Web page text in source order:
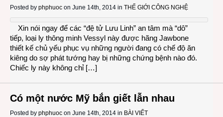
Posted by phphuoc on June 14th, 2014 in THẾ GIỚI CÔNG NGHỆ
Xin nói ngay để các “đệ tử Lưu Linh” an tâm mà “dô”
tiếp, loại ly thông minh Vessyl này được hãng Jawbone
thiết kế chủ yếu phục vụ những người đang có chế độ ăn
kiêng do sợ phát tướng hay bị những chứng bệnh nào đó.
Chiếc ly này không chỉ […]
Có một nước Mỹ bắn giết lẫn nhau
Posted by phphuoc on June 14th, 2014 in BÀI VIẾT